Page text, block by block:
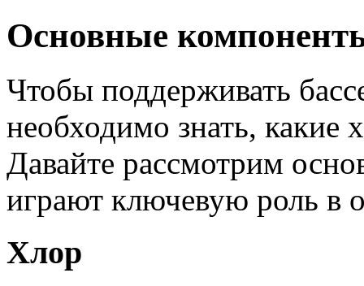
Основные
Чтобы поддерживать
необходимо знать, какие
Давайте рассмотрим
играют ключевую роль в
Хлор